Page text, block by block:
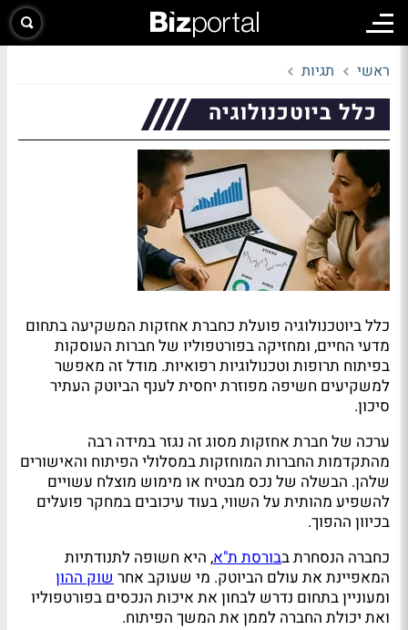
ראשי תגיות
כלל ביוטכנולוגיה
כלל ביוטכנולוגיה פועלת כחברת אחזקות המשקיעה בתחום
מדעי החיים, ומחזיקה בפורטפוליו של חברות העוסקות
בפיתוח תרופות וטכנולוגיות רפואיות. מודל זה מאפשר
למשקיעים חשיפה מפוזרת יחסית לענף הביוטק העתיר
סיכון.
ערכה של חברת אחזקות מסוג זה נגזר במידה רבה
מהתקדמות החברות המוחזקות במסלולי הפיתוח והאישורים
שלהן. הבשלה של נכס מבטיח או מימוש מוצלח עשויים
להשפיע מהותית על השווי, בעוד עיכובים במחקר פועלים
בכיוון ההפוך.
כחברה הנסחרת בבורסת ת"א, היא חשופה לתנודתיות
המאפיינת את עולם הביוטק. מי שעוקב אחרשוק ההון
ומעוניין בתחום נדרש לבחון את איכות הנכסים בפורטפוליו
ואת יכולת החברה לממן את המשך הפיתוח.